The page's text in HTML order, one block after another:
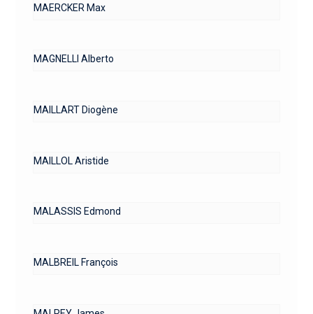
MAERCKER Max
MAGNELLI Alberto
MAILLART Diogène
MAILLOL Aristide
MALASSIS Edmond
MALBREIL François